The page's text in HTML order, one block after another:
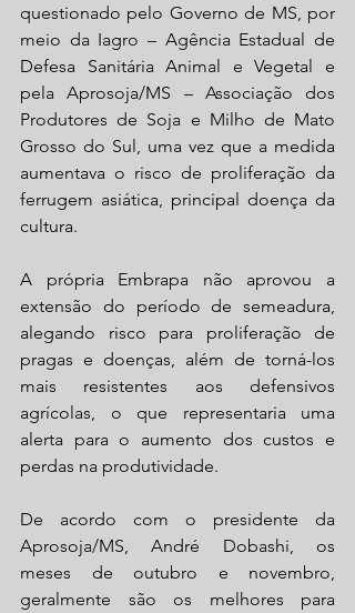
questionado pelo Governo de MS, por
meio da Iagro – Agência Estadual de
Defesa Sanitária Animal e Vegetal e
pela Aprosoja/MS – Associação dos
Produtores de Soja e Milho de Mato
Grosso do Sul, uma vez que a medida
aumentava o risco de proliferação da
ferrugem asiática, principal doença da
cultura.
A própria Embrapa não aprovou a
extensão do período de semeadura,
alegando risco para proliferação de
pragas e doenças, além de torná-los
mais resistentes aos defensivos
agrícolas, o que representaria uma
alerta para o aumento dos custos e
perdas na produtividade.
De acordo com o presidente da
Aprosoja/MS, André Dobashi, os
meses de outubro e novembro,
geralmente são os melhores para